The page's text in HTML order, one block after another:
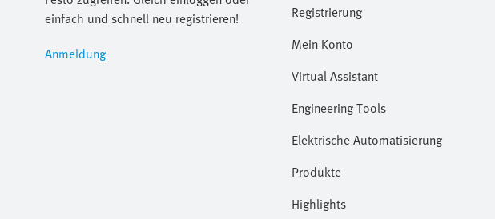
einfach und schnell neu registrieren!
Anmeldung
Registrierung
Mein Konto
Virtual Assistant
Engineering Tools
Elektrische Automatisierung
Produkte
Highlights